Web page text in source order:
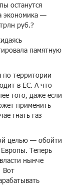
останутся
экономика —
руб.?
памятную
по территории
в ЕС. А что
того, даже если
применить
гнать газ
целью — обойти
Теперь
нынче
Вот